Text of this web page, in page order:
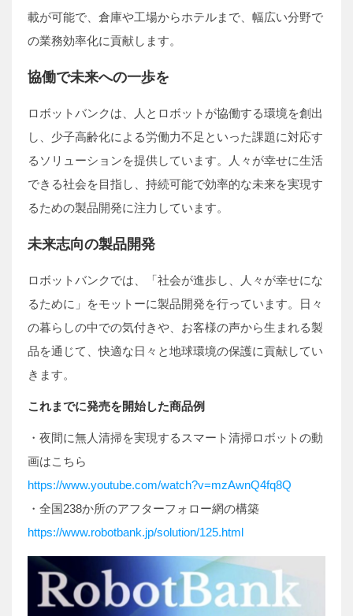
載が可能で、倉庫や工場からホテルまで、幅広い分野で
の業務効率化に貢献します。
協働で未来への一歩を
ロボットバンクは、人とロボットが協働する環境を創出
し、少子高齢化による労働力不足といった課題に対応す
るソリューションを提供しています。人々が幸せに生活
できる社会を目指し、持続可能で効率的な未来を実現す
るための製品開発に注力しています。
未来志向の製品開発
ロボットバンクでは、「社会が進歩し、人々が幸せにな
るために」をモットーに製品開発を行っています。日々
の暮らしの中での気付きや、お客様の声から生まれる製
品を通じて、快適な日々と地球環境の保護に貢献してい
きます。
これまでに発売を開始した商品例
・夜間に無人清掃を実現するスマート清掃ロボットの動
画はこちら
https://www.youtube.com/watch?v=mzAwnQ4fq8Q
・全国238か所のアフターフォロー網の構築
https://www.robotbank.jp/solution/125.html